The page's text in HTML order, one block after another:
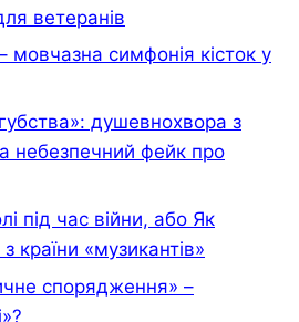
ветеранів
мовчазна симфонія кісток у
душевнохвора з
небезпечний фейк про
під час війни, або Як
країни «музикантів»
спорядження» –